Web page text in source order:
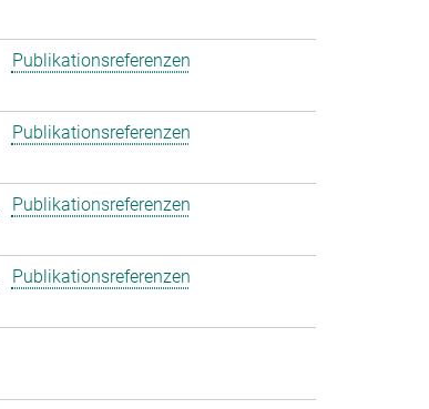
Publikationsreferenzen
Publikationsreferenzen
Publikationsreferenzen
Publikationsreferenzen